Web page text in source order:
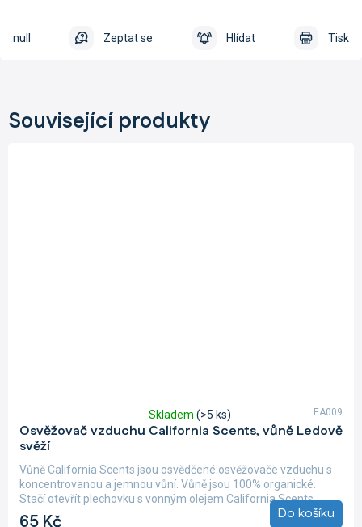
Tisk
Zeptat se Hlídat
null
Související produkty
Osvěžovač vzduchu California Scents, vůně Ledově
svěží
hodnocení
produktu
je
5,0
z
hvězdiček.
Skladem (>5 ks)
65 Kč Do košíku
Vůně California Scents jsou osvědčené osvěžovače vzduchu s
koncentrovanou a jemnou vůní. Vůně jsou 100% organické.
Stačí otevřít plechovku s vonným olejem California Scents,...
EA009